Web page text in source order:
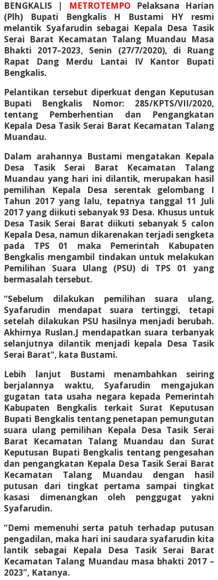
BENGKALIS | METROTEMPO Pelaksana Harian
(Plh) Bupati Bengkalis H Bustami HY resmi
melantik Syafarudin sebagai Kepala Desa Tasik
Serai Barat Kecamatan Talang Muandau Masa
Bhakti 2017–2023, Senin (27/7/2020), di Ruang
Rapat Dang Merdu Lantai IV Kantor Bupati
Bengkalis.
Pelantikan tersebut diperkuat dengan Keputusan
Bupati Bengkalis Nomor: 285/KPTS/VII/2020,
tentang Pemberhentian dan Pengangkatan
Kepala Desa Tasik Serai Barat Kecamatan Talang
Muandau.
Dalam arahannya Bustami mengatakan Kepala
Desa Tasik Serai Barat Kecamatan Talang
Muandau yang hari ini dilantik, merupakan hasil
pemilihan Kepala Desa serentak gelombang I
Tahun 2017 yang lalu, tepatnya tanggal 11 Juli
2017 yang diikuti sebanyak 93 Desa. Khusus untuk
Desa Tasik Serai Barat diikuti sebanyak 5 calon
Kepala Desa, namun dikarenakan terjadi sengketa
pada TPS 01 maka Pemerintah Kabupaten
Bengkalis mengambil tindakan untuk melakukan
Pemilihan Suara Ulang (PSU) di TPS 01 yang
bermasalah tersebut.
“Sebelum dilakukan pemilihan suara ulang,
Syafarudin mendapat suara tertinggi, tetapi
setelah dilakukan PSU hasilnya menjadi berubah.
Akhirnya Ruslan.J mendapatkan suara terbanyak
selanjutnya dilantik menjadi kepala Desa Tasik
Serai Barat”, kata Bustami.
Lebih lanjut Bustami menambahkan seiring
berjalannya waktu, Syafarudin mengajukan
gugatan tata usaha negara kepada Pemerintah
Kabupaten Bengkalis terkait Surat Keputusan
Bupati Bengkalis tentang penetapan pemungutan
suara ulang pemilihan Kepala Desa Tasik Serai
Barat Kecamatan Talang Muandau dan Surat
Keputusan Bupati Bengkalis tentang pengesahan
dan pengangkatan Kepala Desa Tasik Serai Barat
Kecamatan Talang Muandau dengan hasil
putusan dari tingkat pertama sampai tingkat
kasasi dimenangkan oleh penggugat yakni
Syafarudin.
“Demi memenuhi serta patuh terhadap putusan
pengadilan, maka hari ini saudara syafarudin kita
lantik sebagai Kepala Desa Tasik Serai Barat
Kecamatan Talang Muandau masa bhakti 2017 –
2023”, Katanya.